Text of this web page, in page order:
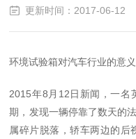
更新时间：2017-06-12
环境试验箱对汽车行业的意义
2015年8月12日新闻，一名
期，发现一辆停靠了数天的
属碎片脱落，轿车两边的后